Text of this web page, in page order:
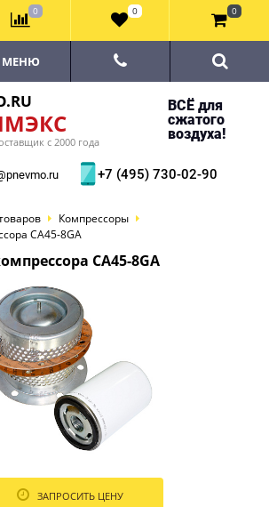
с 2000 года
ВСЁ для
сжатого
воздуха!
+7 (495) 730-02-90
МЕНЮ
Компрессоры
CA45-8GA
CA45-8GA
ЗАПРОСИТЬ ЦЕНУ
0 0 0